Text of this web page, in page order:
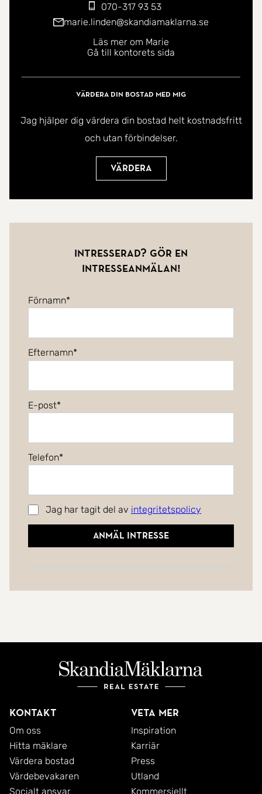
070-317 93 53
marie.linden@skandiamaklarna.se
Läs mer om Marie
Gå till kontorets sida
Värdera din bostad med mig
Jag hjälper dig värdera din bostad helt kostnadsfritt
och utan förbindelser.
Värdera
Intresserad? Gör en
intresseanmälan!
Förnamn
Efternamn
E-post
Telefon
Jag har tagit del av integritetspolicy
Anmäl intresse
Kontakt
Om oss
Hitta mäklare
Värdera bostad
Värdebevakaren
Socialt ansvar
Veta mer
Inspiration
Karriär
Press
Utland
Kommersiellt